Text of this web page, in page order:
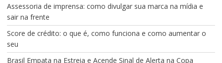
Assessoria de imprensa: como divulgar sua marca na mídia e
sair na frente
Score de crédito: o que é, como funciona e como aumentar o
seu
Brasil Empata na Estreia e Acende Sinal de Alerta na Copa